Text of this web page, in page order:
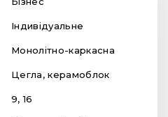
Індивідуальне
Монолітно-каркасна
Цегла, керамоблок
9, 16